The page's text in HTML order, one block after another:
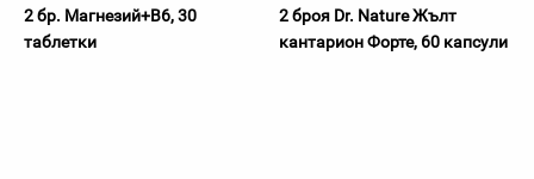
2 бр. Магнезий+B6, 30
таблетки
2 броя Dr. Nature Жълт
кантарион Форте, 60 капсули